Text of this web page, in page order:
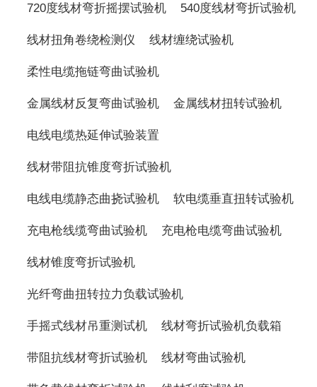
720度线材弯折摇摆试验机 540度线材弯折试验机
线材扭角卷绕检测仪 线材缠绕试验机
柔性电缆拖链弯曲试验机
金属线材反复弯曲试验机 金属线材扭转试验机
电线电缆热延伸试验装置
线材带阻抗锥度弯折试验机
电线电缆静态曲挠试验机 软电缆垂直扭转试验机
充电枪线缆弯曲试验机 充电枪电缆弯曲试验机
线材锥度弯折试验机
光纤弯曲扭转拉力负载试验机
手摇式线材吊重测试机 线材弯折试验机负载箱
带阻抗线材弯折试验机 线材弯曲试验机